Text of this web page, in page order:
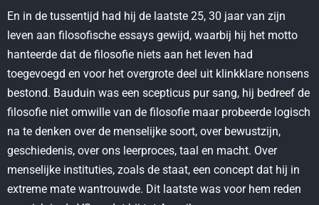
En in de tussentijd had hij de laatste 25, 30 jaar van zijn
leven aan filosofische essays gewijd, waarbij hij het motto
hanteerde dat de filosofie niets aan het leven had
toegevoegd en voor het overgrote deel uit klinkklare nonsens
bestond. Bauduin was een scepticus pur sang, hij bedreef de
filosofie niet omwille van de filosofie maar probeerde logisch
na te denken over de menselijke soort, over bewustzijn,
geschiedenis, over ons leerproces, taal en macht. Over
menselijke instituties, zoals de staat, een concept dat hij in
extreme mate wantrouwde. Dit laatste was voor hem reden